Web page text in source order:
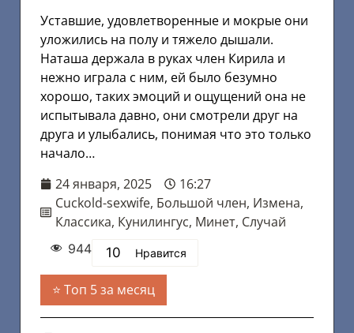
Уставшие, удовлетворенные и мокрые они
уложились на полу и тяжело дышали.
Наташа держала в руках член Кирила и
нежно играла с ним, ей было безумно
хорошо, таких эмоций и ощущений она не
испытывала давно, они смотрели друг на
друга и улыбались, понимая что это только
начало…
24 января, 2025
16:27
Cuckold-sexwife, Большой член, Измена,
Классика, Кунилингус, Минет, Случай
944 10 Нравится
Топ 5 за месяц